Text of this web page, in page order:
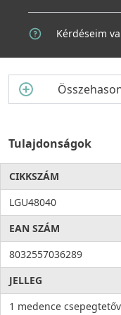
Kérdéseim
Tulajdonságok
CIKKSZÁM
LGU48040
EAN SZÁM
8032557036289
JELLEG
1 medence